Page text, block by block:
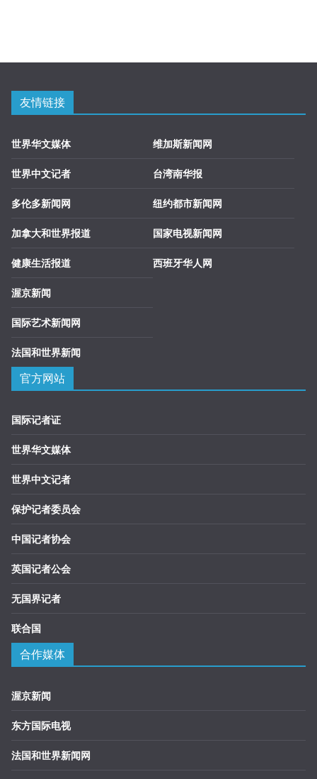
友情链接
世界华文媒体
世界中文记者
多伦多新闻网
加拿大和世界报道
健康生活报道
渥京新闻
国际艺术新闻网
法国和世界新闻
维加斯新闻网
台湾南华报
纽约都市新闻网
国家电视新闻网
西班牙华人网
官方网站
国际记者证
世界华文媒体
世界中文记者
保护记者委员会
中国记者协会
英国记者公会
无国界记者
联合国
合作媒体
渥京新闻
东方国际电视
法国和世界新闻网